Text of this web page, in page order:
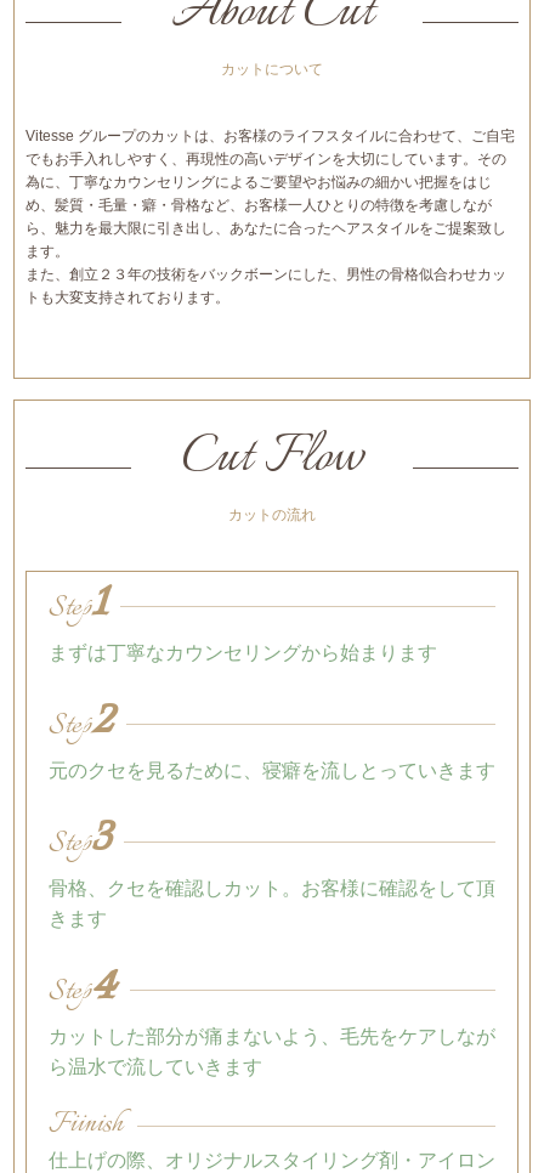
カットについて
Vitesse グループのカットは、お客様のライフスタイルに合わせて、ご自宅
でもお手入れしやすく、再現性の高いデザインを大切にしています。その
為に、丁寧なカウンセリングによるご要望やお悩みの細かい把握をはじ
め、髪質・毛量・癖・骨格など、お客様一人ひとりの特徴を考慮しなが
ら、魅力を最大限に引き出し、あなたに合ったヘアスタイルをご提案致し
ます。
また、創立２３年の技術をバックボーンにした、男性の骨格似合わせカッ
トも大変支持されております。
Cut Flow
カットの流れ
Step1
まずは丁寧なカウンセリングから始まります
Step2
元のクセを見るために、寝癖を流しとっていきます
Step3
骨格、クセを確認しカット。お客様に確認をして頂
きます
Step4
カットした部分が痛まないよう、毛先をケアしなが
ら温水で流していきます
Fiinish
仕上げの際、オリジナルスタイリング剤・アイロン